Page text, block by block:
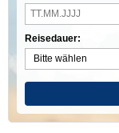
Reisedauer: